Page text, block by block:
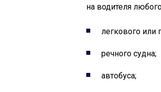
на водителя
легкового или
речного судна;
автобуса;